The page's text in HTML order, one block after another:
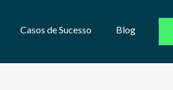
Casos de Sucesso Blog